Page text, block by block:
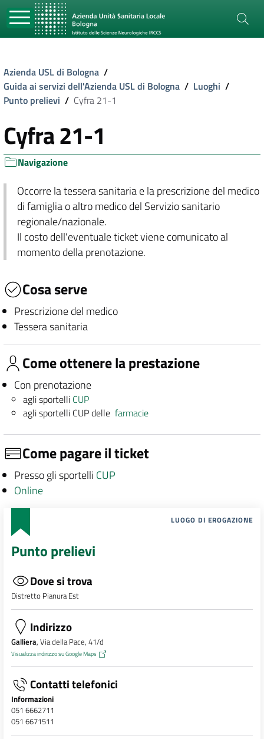
Azienda USL di Bologna /
Guida ai servizi dell'Azienda USL di Bologna / Luoghi /
Punto prelievi / Cyfra 21-1
Cyfra 21-1
Navigazione
Occorre la tessera sanitaria e la prescrizione del medico
di famiglia o altro medico del Servizio sanitario
regionale/nazionale.
Il costo dell'eventuale ticket viene comunicato al
momento della prenotazione.
Cosa serve
Prescrizione del medico
Tessera sanitaria
Come ottenere la prestazione
Con prenotazione
agli sportelli CUP
agli sportelli CUP dellefarmacie
Come pagare il ticket
Presso gli sportelli CUP
Online
LUOGO DI EROGAZIONE
Punto prelievi
Dove si trova
Distretto Pianura Est
Indirizzo
Galliera, Via della Pace, 41/d
Visualizza indirizzo su Google Maps
Contatti telefonici
Informazioni
051 6662711
051 6671511